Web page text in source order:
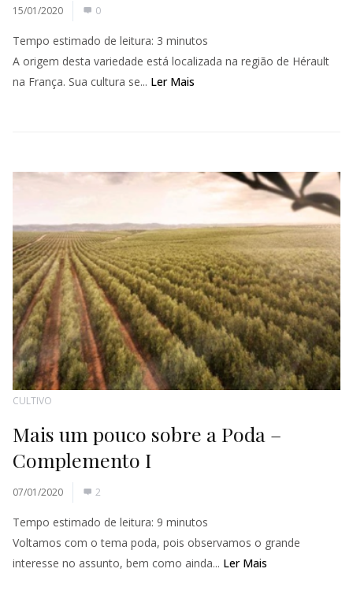
15/01/2020 0
Tempo estimado de leitura: 3 minutos
A origem desta variedade está localizada na região de Hérault
na França. Sua cultura se... Ler Mais
CULTIVO
Mais um pouco sobre a Poda –
Complemento I
07/01/2020 2
Tempo estimado de leitura: 9 minutos
Voltamos com o tema poda, pois observamos o grande
interesse no assunto, bem como ainda... Ler Mais